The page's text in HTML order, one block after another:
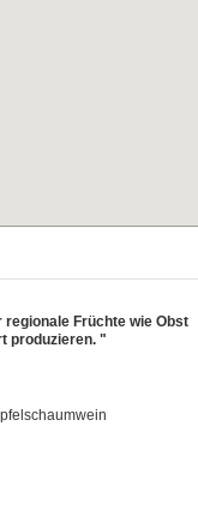
Früchte wie Obst
produzieren. "